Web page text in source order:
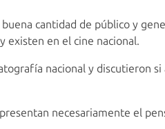
cantidad de público y
existen en el cine nacional.
nacional y discutieron
necesariamente el